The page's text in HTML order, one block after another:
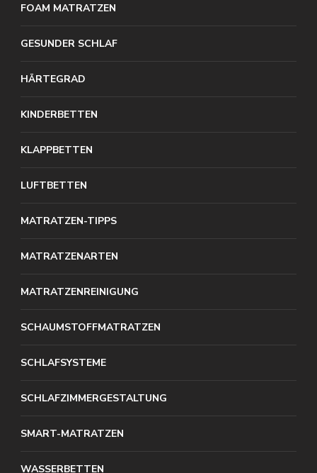
FOAM MATRATZEN
GESUNDER SCHLAF
HÄRTEGRAD
KINDERBETTEN
KLAPPBETTEN
LUFTBETTEN
MATRATZEN-TIPPS
MATRATZENARTEN
MATRATZENREINIGUNG
SCHAUMSTOFFMATRATZEN
SCHLAFSYSTEME
SCHLAFZIMMERGESTALTUNG
SMART-MATRATZEN
WASSERBETTEN